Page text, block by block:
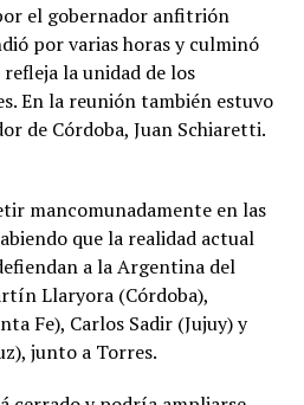
el gobernador anfitrión
por varias horas y culminó
la unidad de los
En la reunión también estuvo
de Córdoba, Juan Schiaretti.
mancomunadamente en las
que la realidad actual
a la Argentina del
Llaryora (Córdoba),
Fe), Carlos Sadir (Jujuy) y
junto a Torres.